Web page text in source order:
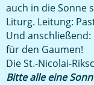
auch in die Sonne
Liturg. Leitung:
Und anschließend:
für den Gaumen!
Die St.-Nicolai-
Bitte alle eine